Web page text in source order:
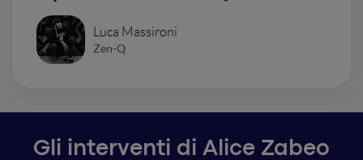
Luca Massironi
Zen-Q
Gli interventi di Alice Zabeo